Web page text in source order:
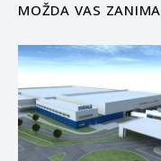
MOŽDA VAS ZANIMA